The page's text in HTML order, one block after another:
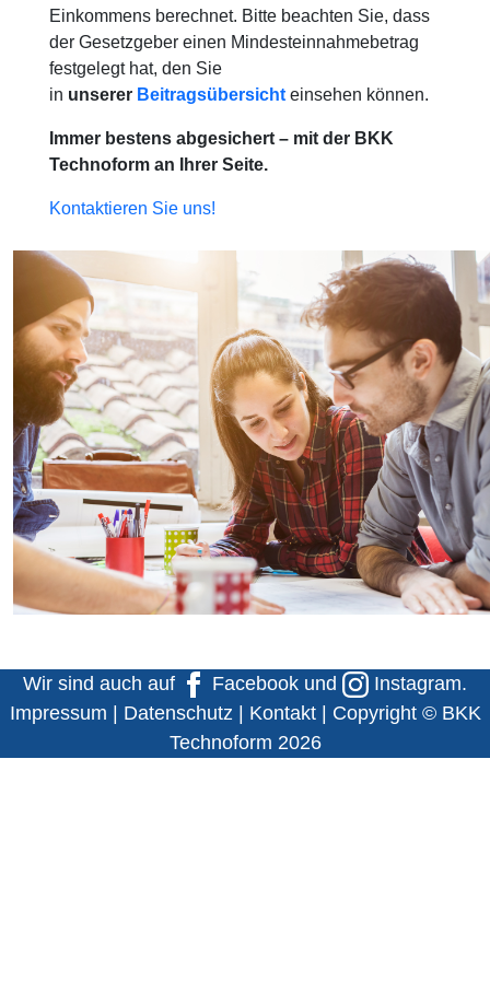
Einkommens berechnet. Bitte beachten Sie, dass
der Gesetzgeber einen Mindesteinnahmebetrag
festgelegt hat, den Sie
in unserer Beitragsübersicht einsehen können.
Immer bestens abgesichert – mit der BKK
Technoform an Ihrer Seite.
Kontaktieren Sie uns!
Wir sind auch auf Facebook und Instagram.
Impressum
Datenschutz| Kontakt| Copyright © BKK
Technoform 2026